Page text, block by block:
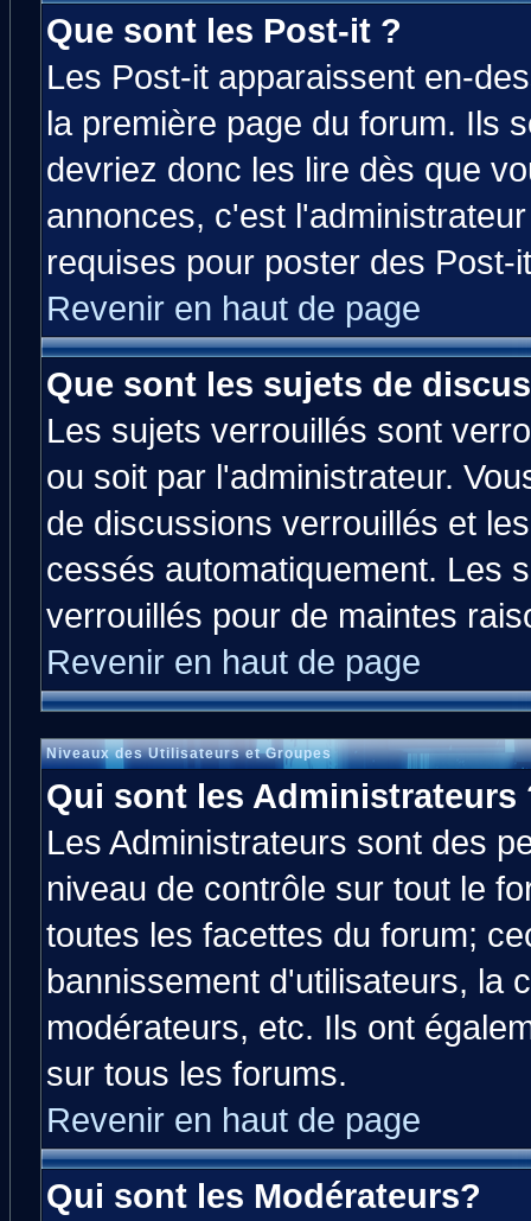
Que sont les Post-it ?
Les Post-it apparaissent en-
la première page du forum. Ils
devriez donc les lire dès que
annonces, c'est
requises pour poster des Post-
Revenir en haut de page
Que sont les sujets de
Les sujets verrouillés sont
ou soit par l'administrateur.
de discussions verrouillés et
cessés automatiquement. Les
verrouillés pour de maintes
Revenir en haut de page
Niveaux des Utilisateurs et Groupes
Qui sont les Administrateurs
Les Administrateurs sont des
niveau de contrôle sur tout le
toutes les facettes du forum;
bannissement d'utilisateurs, la
modérateurs, etc. Ils ont
sur tous les forums.
Revenir en haut de page
Qui sont les Modérateurs?